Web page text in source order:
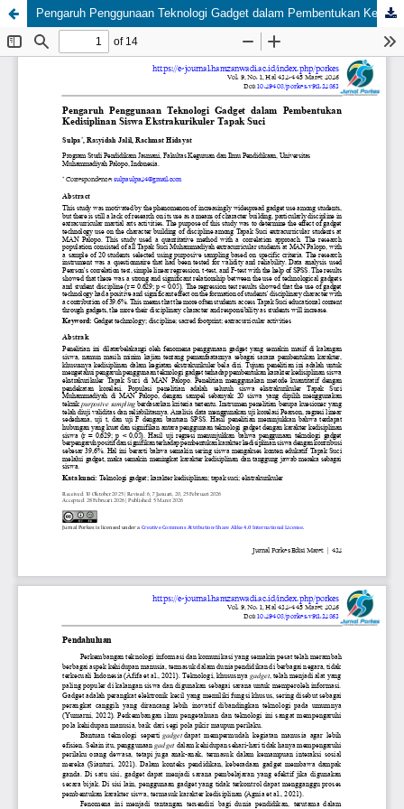
Pengaruh Penggunaan Teknologi Gadget dalam Pembentukan Kedisiplinan Siswa Ekstrakurikuler Tapak Suci